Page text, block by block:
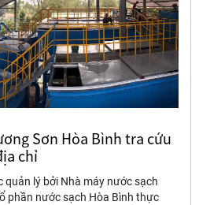
Sơn Hòa Bình tra cứu
chỉ
lý bởi Nhà máy nước sạch
phần nước sạch Hòa Bình thực